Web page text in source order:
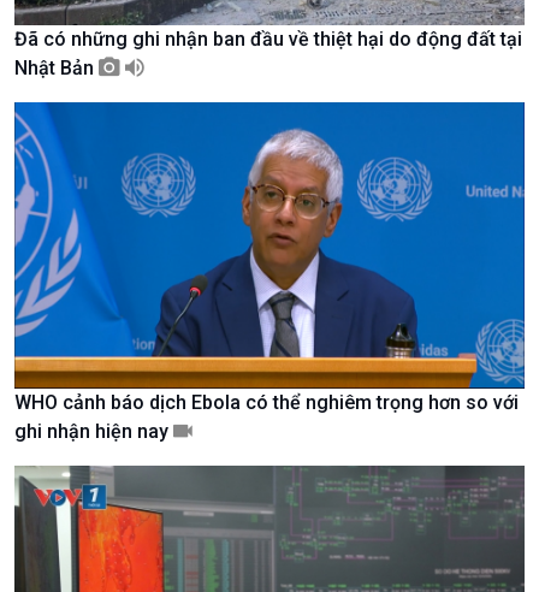
Giới thiệu
Thời sự
Thời sự 6h
Thời sự 12h
Thời sự 18h
Thời sự 21h30
Bản tin
Chuyên mục
Theo dòng Thời sự
Đã có những ghi nhận ban đầu về thiệt hại do động đất tại
Nhật Bản
WHO cảnh báo dịch Ebola có thể nghiêm trọng hơn so với
ghi nhận hiện nay